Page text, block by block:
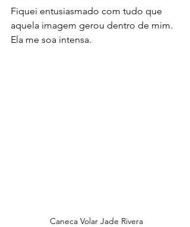
Fiquei entusiasmado com tudo que
aquela imagem gerou dentro de mim.
Ela me soa intensa.
Caneca Volar Jade Rivera